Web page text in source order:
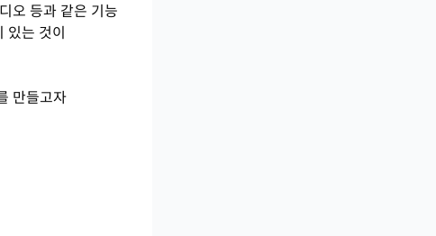
오 등과 같은 기능
있는 것이
만들고자